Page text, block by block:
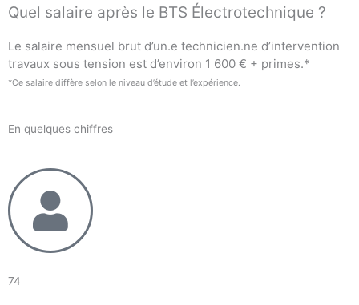
Quel salaire après le BTS Électrotechnique ?
Le salaire mensuel brut d’un.e technicien.ne d’intervention
travaux sous tension est d’environ 1 600 € + primes.*
*Ce salaire diffère selon le niveau d’étude et l’expérience.
En quelques chiffres
74